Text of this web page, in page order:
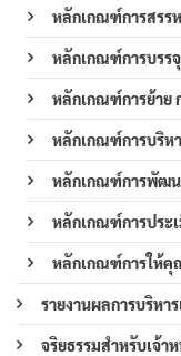
หลักเกณฑ์การสรร
หลักเกณฑ์การบรร
หลักเกณฑ์การย้าย
หลักเกณฑ์การบริห
หลักเกณฑ์การพัฒน
หลักเกณฑ์การประ
หลักเกณฑ์การให้คุ
รายงานผลการบริห
จริยธรรมสำหรับเจ้า